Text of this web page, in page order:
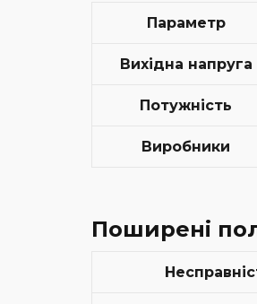
Параметр
Вихідна напруга
Потужність
Виробники
Поширені